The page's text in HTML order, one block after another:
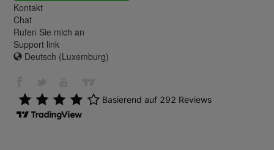
Kontakt
Chat
Rufen Sie mich an
Support link
Deutsch (Luxemburg)